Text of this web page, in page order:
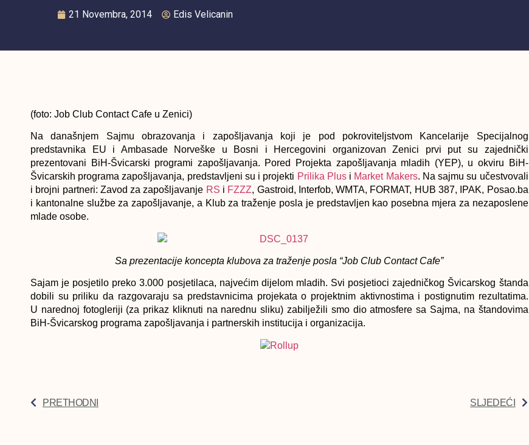
21 Novembra, 2014 Edis Velicanin
(foto: Job Club Contact Cafe u Zenici)
Na današnjem Sajmu obrazovanja i zapošljavanja koji je pod pokroviteljstvom Kancelarije Specijalnog
predstavnika EU i Ambasade Norveške u Bosni i Hercegovini organizovan Zenici prvi put su zajednički
prezentovani
BiH-Švicarski programi zapošljavanja. Pored Projekta zapošljavanja mladih (YEP), u okviru BiH-
Švicarskih programa zapošljavanja, predstavljeni su i projekti Prilika Plusi Market Makers. Na sajmu su učestvovali
i brojni partneri: Zavod za zapošljavanje RS i FZZZ, Gastroid, Interfob, WMTA, FORMAT, HUB 387, IPAK, Posao.ba
i kantonalne službe za zapošljavanje, a Klub za traženje posla je predstavljen kao posebna mjera za nezaposlene
mlade osobe.
Sa prezentacije koncepta klubova za traženje posla “Job Club Contact Cafe”
Sajam je posjetilo preko 3.000 posjetilaca, najvećim dijelom mladih. Svi posjetioci zajedničkog Švicarskog štanda
dobili su priliku da razgovaraju sa predstavnicima projekata o projektnim aktivnostima i postignutim rezultatima.
U narednoj fotogleriji (za prikaz kliknuti na narednu sliku) zabilježili smo dio atmosfere sa Sajma, na štandovima
BiH-Švicarskog programa zapošljavanja i partnerskih institucija i organizacija.
PRETHODNI SLJEDEĆI